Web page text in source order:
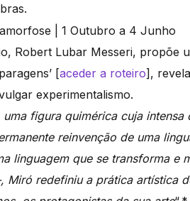
Robert Lubar Messeri, propõe
[aceder a roteiro],
experimentalismo.
figura quimérica cuja
reinvenção de uma
linguagem que se transforma e
redefiniu a prática artística